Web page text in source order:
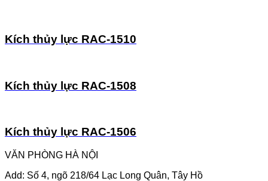
Kích thủy lực RAC-1510
Kích thủy lực RAC-1508
Kích thủy lực RAC-1506
VĂN PHÒNG HÀ NỘI
Add: Số 4, ngõ 218/64 Lạc Long Quân, Tây Hồ